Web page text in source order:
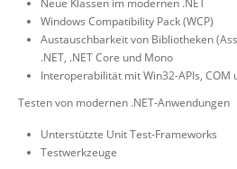
Neue Klassen im modernen .NET
Windows Compatibility Pack (WCP)
Austauschbarkeit von Bibliotheken
.NET, .NET Core und Mono
Interoperabilität mit Win32-APIs, COM
Testen von modernen .NET-Anwendungen
Unterstützte Unit Test-Frameworks
Testwerkzeuge